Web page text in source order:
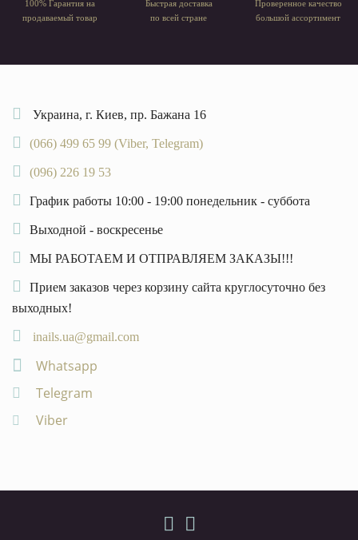
100% Гарантия на
продаваемый товар
Быстрая доставка
по всей стране
Проверенное качество
большой ассортимент
Украина, г. Киев, пр. Бажана 16
(066) 499 65 99 (Viber, Telegram)
(096) 226 19 53
График работы 10:00 - 19:00 понедельник - суббота
Выходной - воскресенье
МЫ РАБОТАЕМ И ОТПРАВЛЯЕМ ЗАКАЗЫ!!!
Прием заказов через корзину сайта круглосуточно без
выходных!
inails.ua@gmail.com
Whatsapp
Telegram
Viber